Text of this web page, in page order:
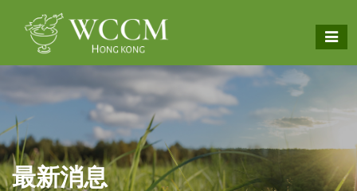
​最新消息